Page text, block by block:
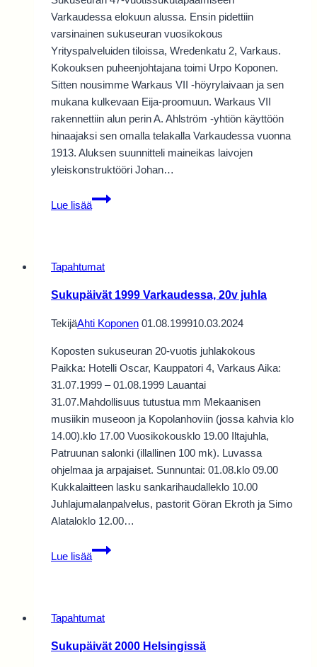
Varkaudessa elokuun alussa. Ensin pidettiin
varsinainen sukuseuran vuosikokous
Yrityspalveluiden tiloissa, Wredenkatu 2, Varkaus.
Kokouksen puheenjohtajana toimi Urpo Koponen.
Sitten nousimme Warkaus VII -höyrylaivaan ja sen
mukana kulkevaan Eija-proomuun. Warkaus VII
rakennettiin alun perin A. Ahlström -yhtiön käyttöön
hinaajaksi sen omalla telakalla Varkaudessa vuonna
1913. Aluksen suunnitteli maineikas laivojen
yleiskonstruktööri Johan…
Lue lisää
Sukupäivä
1.8.2026
Tapahtumat
Sukupäivät 1999 Varkaudessa, 20v juhla
TekijäAhti Koponen 01.08.199910.03.2024
Koposten sukuseuran 20-vuotis juhlakokous
Paikka: Hotelli Oscar, Kauppatori 4, Varkaus Aika:
31.07.1999 – 01.08.1999 Lauantai
31.07.Mahdollisuus tutustua mm Mekaanisen
musiikin museoon ja Kopolanhoviin (jossa kahvia klo
14.00).klo 17.00 Vuosikokousklo 19.00 Iltajuhla,
Patruunan salonki (illallinen 100 mk). Luvassa
ohjelmaa ja arpajaiset. Sunnuntai: 01.08.klo 09.00
Kukkalaitteen lasku sankarihaudalleklo 10.00
Juhlajumalanpalvelus, pastorit Göran Ekroth ja Simo
Alataloklo 12.00…
Lue lisää
Sukupäivät
1999
juhla
Tapahtumat
Sukupäivät 2000 Helsingissä